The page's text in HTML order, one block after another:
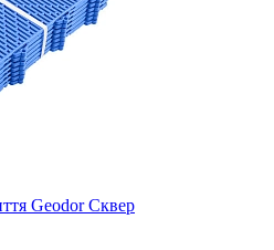
Geodor Сквер